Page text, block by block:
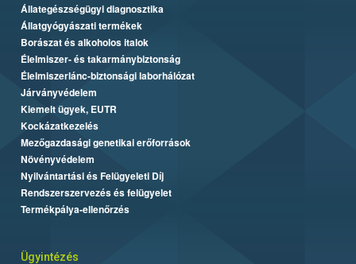
Állategészségügyi diagnosztika
Állatgyógyászati termékek
Borászat és alkoholos italok
Élelmiszer- és takarmánybiztonság
Élelmiszerlánc-biztonsági laborhálózat
Járványvédelem
Kiemelt ügyek, EUTR
Kockázatkezelés
Mezőgazdasági genetikai erőforrások
Növényvédelem
Nyilvántartási és Felügyeleti Díj
Rendszerszervezés és felügyelet
Termékpálya-ellenőrzés
Ügyintézés